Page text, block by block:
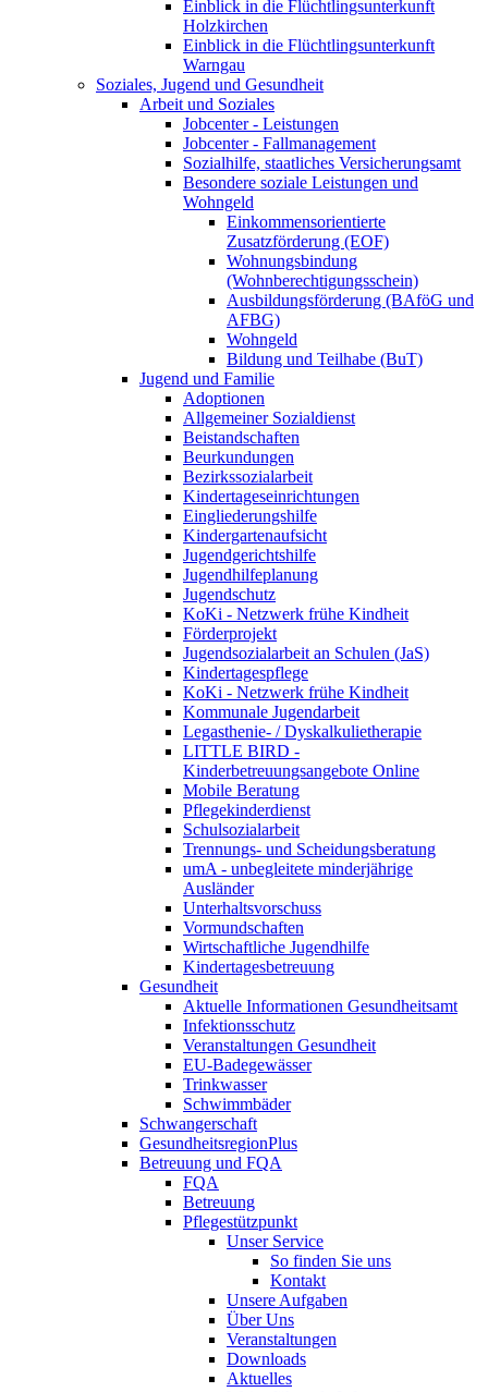
Einblick in die Flüchtlingsunterkunft
Holzkirchen
Einblick in die Flüchtlingsunterkunft
Warngau
Soziales, Jugend und Gesundheit
Arbeit und Soziales
Jobcenter - Leistungen
Jobcenter - Fallmanagement
Sozialhilfe, staatliches Versicherungsamt
Besondere soziale Leistungen und
Wohngeld
Einkommensorientierte
Zusatzförderung (EOF)
Wohnungsbindung
(Wohnberechtigungsschein)
Ausbildungsförderung (BAföG und
AFBG)
Wohngeld
Bildung und Teilhabe (BuT)
Jugend und Familie
Adoptionen
Allgemeiner Sozialdienst
Beistandschaften
Beurkundungen
Bezirkssozialarbeit
Kindertageseinrichtungen
Eingliederungshilfe
Kindergartenaufsicht
Jugendgerichtshilfe
Jugendhilfeplanung
Jugendschutz
KoKi - Netzwerk frühe Kindheit
Förderprojekt
Jugendsozialarbeit an Schulen (JaS)
Kindertagespflege
KoKi - Netzwerk frühe Kindheit
Kommunale Jugendarbeit
Legasthenie- / Dyskalkulietherapie
LITTLE BIRD -
Kinderbetreuungsangebote Online
Mobile Beratung
Pflegekinderdienst
Schulsozialarbeit
Trennungs- und Scheidungsberatung
umA - unbegleitete minderjährige
Ausländer
Unterhaltsvorschuss
Vormundschaften
Wirtschaftliche Jugendhilfe
Kindertagesbetreuung
Gesundheit
Aktuelle Informationen Gesundheitsamt
Infektionsschutz
Veranstaltungen Gesundheit
EU-Badegewässer
Trinkwasser
Schwimmbäder
Schwangerschaft
GesundheitsregionPlus
Betreuung und FQA
FQA
Betreuung
Pflegestützpunkt
Unser Service
So finden Sie uns
Kontakt
Unsere Aufgaben
Über Uns
Veranstaltungen
Downloads
Aktuelles